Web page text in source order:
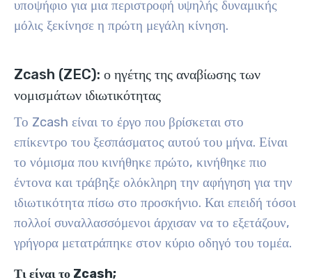
υποψήφιο για μια περιστροφή υψηλής δυναμικής
μόλις ξεκίνησε η πρώτη μεγάλη κίνηση.
Zcash (ZEC): ο ηγέτης της αναβίωσης των
νομισμάτων ιδιωτικότητας
Το Zcash είναι το έργο που βρίσκεται στο
επίκεντρο του ξεσπάσματος αυτού του μήνα. Είναι
το νόμισμα που κινήθηκε πρώτο, κινήθηκε πιο
έντονα και τράβηξε ολόκληρη την αφήγηση για την
ιδιωτικότητα πίσω στο προσκήνιο. Και επειδή τόσοι
πολλοί συναλλασσόμενοι άρχισαν να το εξετάζουν,
γρήγορα μετατράπηκε στον κύριο οδηγό του τομέα.
Τι είναι το Zcash;